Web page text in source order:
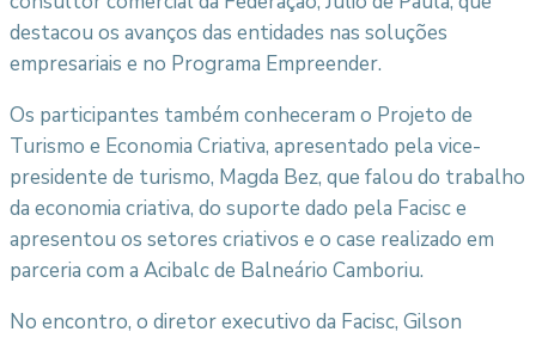
destacou os avanços das entidades nas soluções
empresariais e no Programa Empreender.
Os participantes também conheceram o Projeto de
Turismo e Economia Criativa, apresentado pela vice-
presidente de turismo, Magda Bez, que falou do trabalho
da economia criativa, do suporte dado pela Facisc e
apresentou os setores criativos e o case realizado em
parceria com a Acibalc de Balneário Camboriu.
No encontro, o diretor executivo da Facisc, Gilson